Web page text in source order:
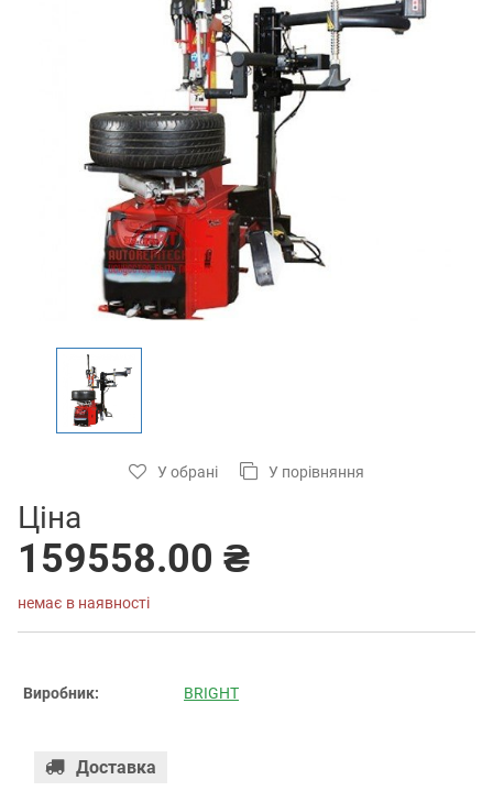
У обрані У порівняння
Ціна
159558.00 ₴
немає в наявності
Виробник: BRIGHT
Доставка